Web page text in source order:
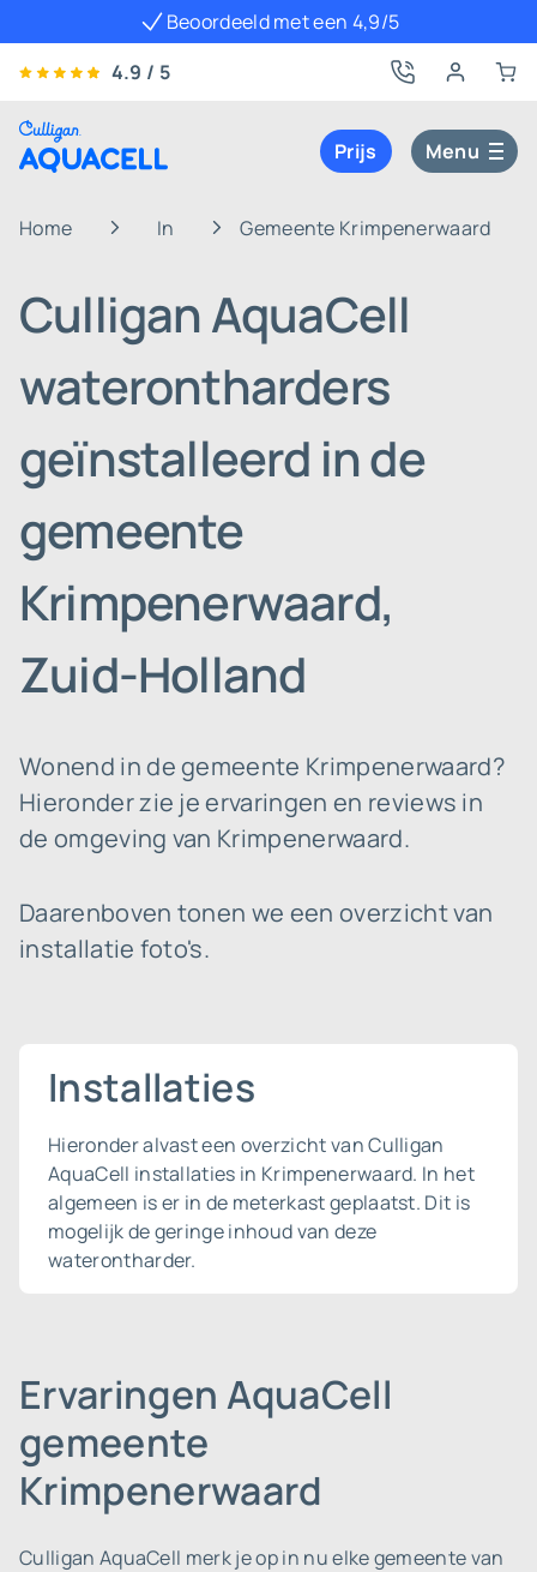
Beoordeeld met een 4,9/5
4.9 / 5
Prijs Menu
Home In Gemeente Krimpenerwaard
Culligan AquaCell
waterontharders
geïnstalleerd in de
gemeente
Krimpenerwaard,
Zuid-Holland
Wonend in de gemeente Krimpenerwaard?
Hieronder zie je ervaringen en reviews in
de omgeving van Krimpenerwaard.
Daarenboven tonen we een overzicht van
installatie foto's.
Installaties
Hieronder alvast een overzicht van Culligan
AquaCell installaties in Krimpenerwaard. In het
algemeen is er in de meterkast geplaatst. Dit is
mogelijk de geringe inhoud van deze
waterontharder.
Ervaringen AquaCell
gemeente
Krimpenerwaard
Culligan AquaCell merk je op in nu elke gemeente van